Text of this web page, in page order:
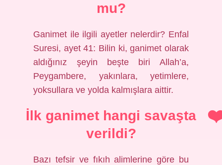
mu?
Ganimet ile ilgili ayetler nelerdir? Enfal
Suresi, ayet 41: Bilin ki, ganimet olarak
aldığınız şeyin beşte biri Allah’a,
Peygambere, yakınlara, yetimlere,
yoksullara ve yolda kalmışlara aittir.
İlk ganimet hangi savaşta
verildi?
Bazı tefsir ve fıkıh alimlerine göre bu